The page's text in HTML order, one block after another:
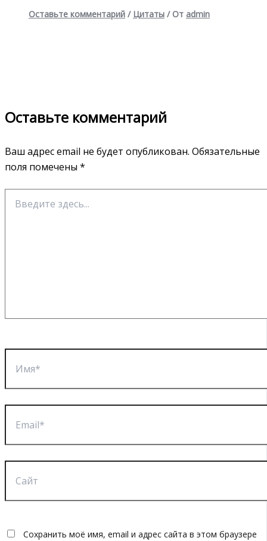
Оставьте комментарий / Цитаты / От admin
Оставьте комментарий
Ваш адрес email не будет опубликован. Обязательные
поля помечены *
здесь...
Сохранить моё имя, email и адрес сайта в этом браузере